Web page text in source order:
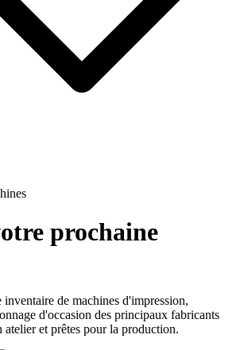
prochaine
inventaire de machines d'impression,
d'occasion des principaux fabricants
atelier et prêtes pour la production.